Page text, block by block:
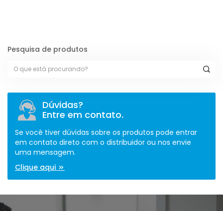
Pesquisa de produtos
Dúvidas?
Entre em contato.
Se você tiver dúvidas sobre os produtos pode entrar
em contato direto com o distribuidor ou nos envie
uma mensagem.
Clique aqui